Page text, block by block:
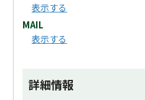
表示する
MAIL
表示する
詳細情報